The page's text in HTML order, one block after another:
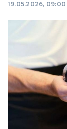
19.05.2026, 09:00